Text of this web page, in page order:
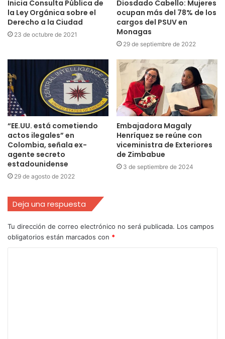
Inicia Consulta Pública de
la Ley Orgánica sobre el
Derecho a la Ciudad
23 de octubre de 2021
Diosdado Cabello: Mujeres
ocupan más del 78% de los
cargos del PSUV en
Monagas
29 de septiembre de 2022
“EE.UU. está cometiendo
actos ilegales” en
Colombia, señala ex-
agente secreto
estadounidense
29 de agosto de 2022
Embajadora Magaly
Henríquez se reúne con
viceministra de Exteriores
de Zimbabue
3 de septiembre de 2024
Deja una respuesta
Tu dirección de correo electrónico no será publicada. Los campos
obligatorios están marcados con *